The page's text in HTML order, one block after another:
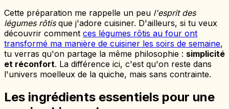
Cette préparation me rappelle un peu l'esprit des
légumes rôtisque j'adore cuisiner. D'ailleurs, si tu veux
découvrir comment ces légumes rôtis au four ont
transformé ma manière de cuisiner les soirs de semaine,
tu verras qu'on partage la même philosophie : simplicité
et réconfort. La différence ici, c'est qu'on reste dans
l'univers moelleux de la quiche, mais sans contrainte.
Les ingrédients essentiels pour une